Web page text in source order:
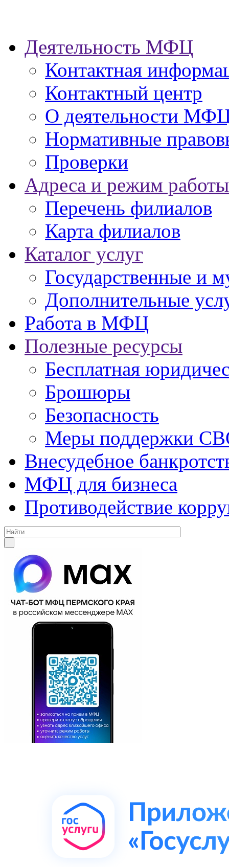
Деятельность МФЦ
Контактная
Контактный центр
О деятельности
Нормативные
Проверки
Адреса и режим работы
Перечень филиалов
Карта филиалов
Каталог услуг
Государственные и
Дополнительные
Работа в МФЦ
Полезные ресурсы
Бесплатная
Брошюры
Безопасность
Меры поддержки
Внесудебное
МФЦ для бизнеса
Противодействие